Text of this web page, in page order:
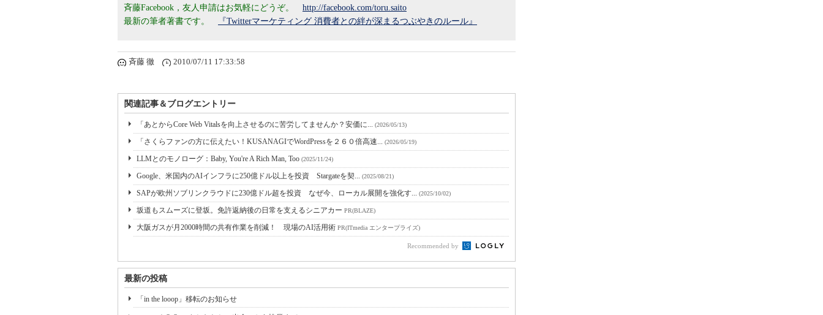
斉藤Facebook，友人申請はお気軽にどうぞ。 http://facebook.com/toru.saito
最新の筆者著書です。
『Twitterマーケティング 消費者との絆が深まるつぶやきのルール』
斉藤 徹 2010/07/11 17:33:58
関連記事＆ブログエントリー
「あとからCore Web Vitalsを向上させるのに苦労してませんか？安価に... (2026/05/13)
「さくらファンの方に伝えたい！KUSANAGIでWordPressを２６０倍高速... (2026/05/19)
LLMとのモノローグ：Baby, You're A Rich Man, Too (2025/11/24)
Google、米国内のAIインフラに250億ドル以上を投資 Stargateを契... (2025/08/21)
SAPが欧州ソブリンクラウドに230億ドル超を投資 なぜ今、ローカル展開を強化す... (2025/10/02)
坂道もスムーズに登坂。免許返納後の日常を支えるシニアカー PR(BLAZE)
大阪ガスが月2000時間の共有作業を削減！ 現場のAI活用術 PR(ITmedia エンタープライズ)
Recommended by
最新の投稿
「in the looop」移転のお知らせ